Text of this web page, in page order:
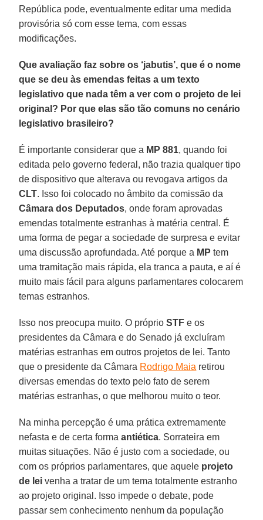
República pode, eventualmente editar uma medida
provisória só com esse tema, com essas
modificações.
Que avaliação faz sobre os ‘jabutis’, que é o nome
que se deu às emendas feitas a um texto
legislativo que nada têm a ver com o projeto de lei
original? Por que elas são tão comuns no cenário
legislativo brasileiro?
É importante considerar que a MP 881, quando foi
editada pelo governo federal, não trazia qualquer tipo
de dispositivo que alterava ou revogava artigos da
CLT. Isso foi colocado no âmbito da comissão da
Câmara dos Deputados, onde foram aprovadas
emendas totalmente estranhas à matéria central. É
uma forma de pegar a sociedade de surpresa e evitar
uma discussão aprofundada. Até porque a MP tem
uma tramitação mais rápida, ela tranca a pauta, e aí é
muito mais fácil para alguns parlamentares colocarem
temas estranhos.
Isso nos preocupa muito. O próprioSTF e os
presidentes da Câmara e do Senado já excluíram
matérias estranhas em outros projetos de lei. Tanto
que o presidente da Câmara Rodrigo Maia retirou
diversas emendas do texto pelo fato de serem
matérias estranhas, o que melhorou muito o teor.
Na minha percepção é uma prática extremamente
nefasta e de certa formaantiética. Sorrateira em
muitas situações. Não é justo com a sociedade, ou
com os próprios parlamentares, que aquele projeto
de lei venha a tratar de um tema totalmente estranho
ao projeto original. Isso impede o debate, pode
passar sem conhecimento nenhum da população